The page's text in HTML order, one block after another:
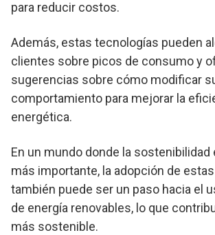
para reducir costos.
Además, estas tecnologías pueden
clientes sobre picos de consumo y
sugerencias sobre cómo modificar
comportamiento para mejorar la
energética.
En un mundo donde la sostenibilidad
más importante, la adopción de
también puede ser un paso hacia el
de energía renovables, lo que
más sostenible.